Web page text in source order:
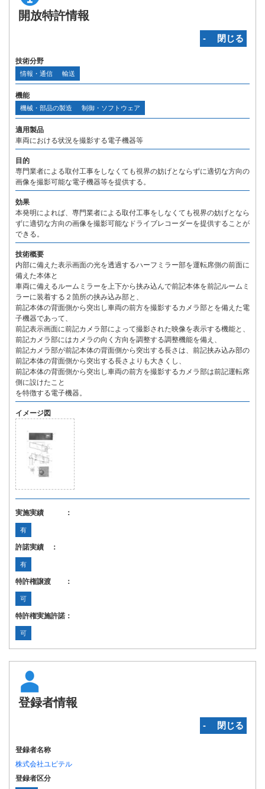
開放特許情報
‐ 閉じる
技術分野
情報・通信 輸送
機能
機械・部品の製造 制御・ソフトウェア
適用製品
車両における状況を撮影する電子機器等
目的
専門業者による取付工事をしなくても視界の妨げとならずに適切な方向の
画像を撮影可能な電子機器等を提供する。
効果
本発明によれば、専門業者による取付工事をしなくても視界の妨げとなら
ずに適切な方向の画像を撮影可能なドライブレコーダーを提供することが
できる。
技術概要
内部に備えた表示画面の光を透過するハーフミラー部を運転席側の前面に
備えた本体と
車両に備えるルームミラーを上下から挟み込んで前記本体を前記ルームミ
ラーに装着する２箇所の挟み込み部と、
前記本体の背面側から突出し車両の前方を撮影するカメラ部とを備えた電
子機器であって、
前記表示画面に前記カメラ部によって撮影された映像を表示する機能と、
前記カメラ部にはカメラの向く方向を調整する調整機能を備え、
前記カメラ部が前記本体の背面側から突出する長さは、前記挟み込み部の
前記本体の背面側から突出する長さよりも大きくし、
前記本体の背面側から突出し車両の前方を撮影するカメラ部は前記運転席
側に設けたこと
を特徴する電子機器。
イメージ図
実施実績 ：
有
許諾実績 ：
有
特許権譲渡 ：
可
特許権実施許諾：
可
登録者情報
‐ 閉じる
登録者名称
株式会社ユピテル
登録者区分